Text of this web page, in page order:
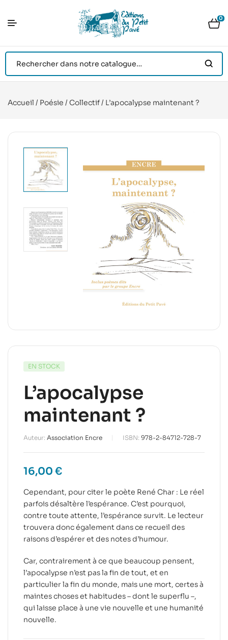
0
Accueil / Poésie / Collectif/ L’apocalypse maintenant ?
EN STOCK
L’apocalypse
maintenant ?
Auteur: Association Encre ISBN: 978-2-84712-728-7
16,00 €
Cependant, pour citer le poète René Char : Le réel
parfois désaltère l’espérance. C’est pourquoi,
contre toute attente, l’espérance survit. Le lecteur
trouvera donc également dans ce recueil des
raisons d’espérer et des notes d’humour.
Car, contrairement à ce que beaucoup pensent,
l’apocalypse n’est pas la fin de tout, et en
particulier la fin du monde, mais une mort, certes à
maintes choses et habitudes – dont le superflu –,
qui laisse place à une vie nouvelle et une humanité
nouvelle.